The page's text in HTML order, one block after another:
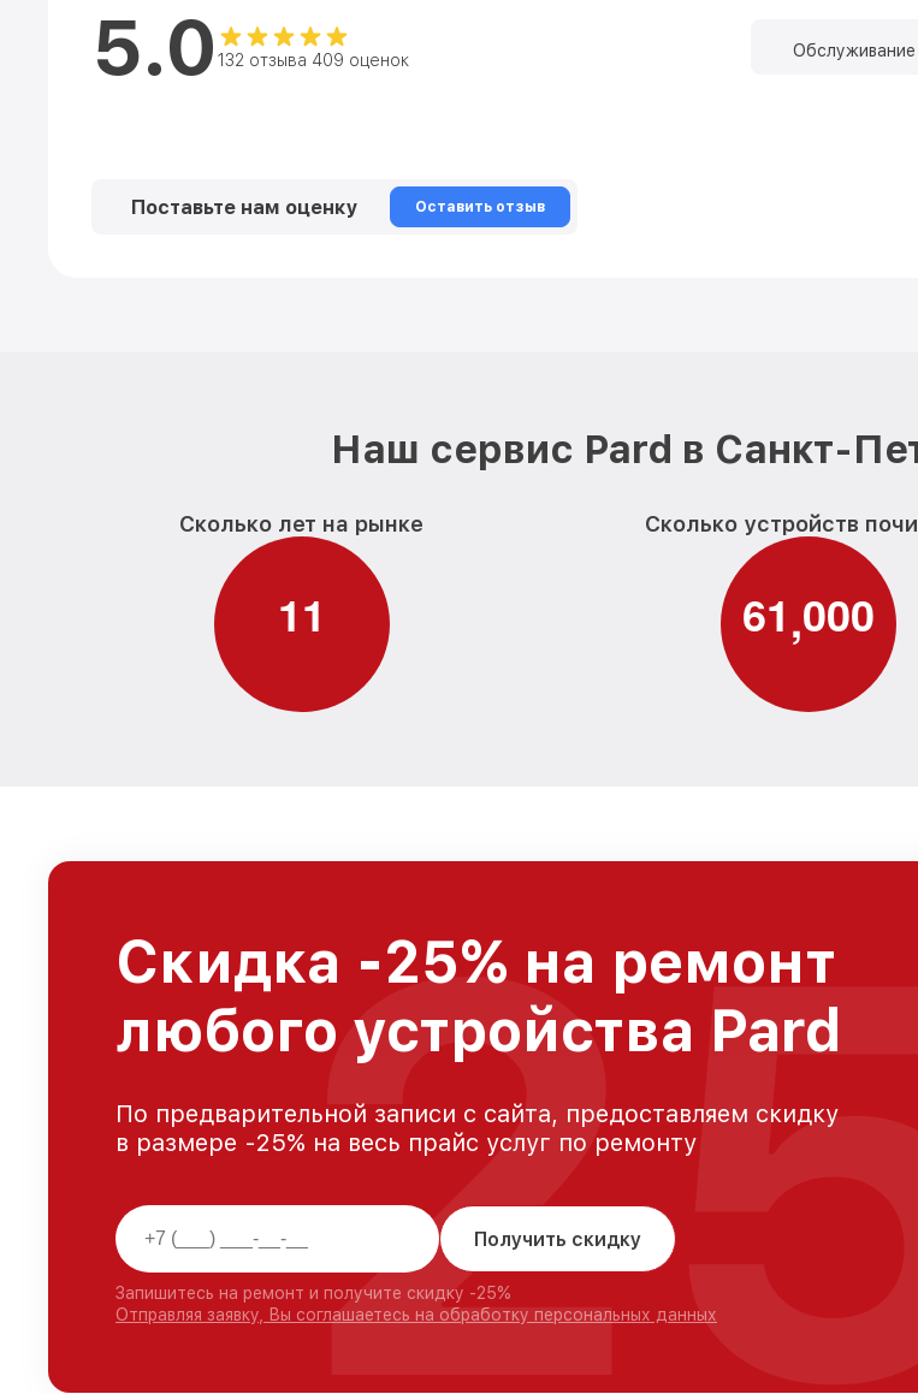
5.0 132 отзыва 409 оценок Обслуживание
Поставьте нам оценку Оставить отзыв
Наш сервис Pard в Санкт-
Сколько лет на рынке
11
Сколько устройств
61,000
Скидка -25% на ремонт
любого устройства Pard
По предварительной записи с сайта, предоставляем скидку
в размере -25% на весь прайс услуг по ремонту
Получить скидку
Запишитесь на ремонт и получите скидку -25%
Отправляя заявку, Вы соглашаетесь на обработку персональных данных
25